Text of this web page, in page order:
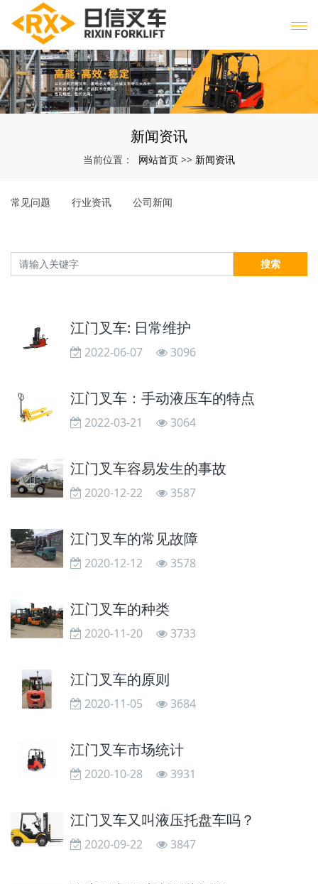
新闻资讯
当前位置： 网站首页 >> 新闻资讯
常见问题 行业资讯 公司新闻
搜索
江门叉车: 日常维护
2022-06-07 3096
江门叉车：手动液压车的特点
2022-03-21 3064
江门叉车容易发生的事故
2020-12-22 3587
江门叉车的常见故障
2020-12-12 3578
江门叉车的种类
2020-11-20 3733
江门叉车的原则
2020-11-05 3684
江门叉车市场统计
2020-10-28 3931
江门叉车又叫液压托盘车吗？
2020-09-22 3847